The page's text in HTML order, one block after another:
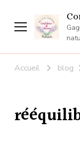
Accueil blog